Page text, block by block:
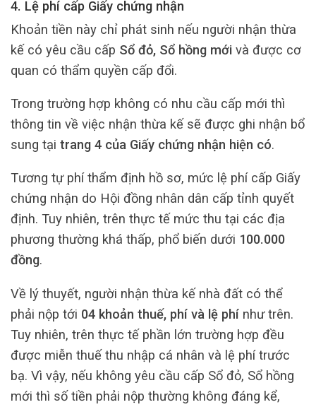
4. Lệ phí cấp Giấy chứng nhận
Khoản tiền này chỉ phát sinh nếu người nhận thừa
kế có yêu cầu cấp Sổ đỏ, Sổ hồng mới và được cơ
quan có thẩm quyền cấp đổi.
Trong trường hợp không có nhu cầu cấp mới thì
thông tin về việc nhận thừa kế sẽ được ghi nhận bổ
sung tại trang 4 của Giấy chứng nhận hiện có.
Tương tự phí thẩm định hồ sơ, mức lệ phí cấp Giấy
chứng nhận do Hội đồng nhân dân cấp tỉnh quyết
định. Tuy nhiên, trên thực tế mức thu tại các địa
phương thường khá thấp, phổ biến dưới 100.000
đồng.
Về lý thuyết, người nhận thừa kế nhà đất có thể
phải nộp tới 04 khoản thuế, phí và lệ phí như trên.
Tuy nhiên, trên thực tế phần lớn trường hợp đều
được miễn thuế thu nhập cá nhân và lệ phí trước
bạ. Vì vậy, nếu không yêu cầu cấp Sổ đỏ, Sổ hồng
mới thì số tiền phải nộp thường không đáng kể,